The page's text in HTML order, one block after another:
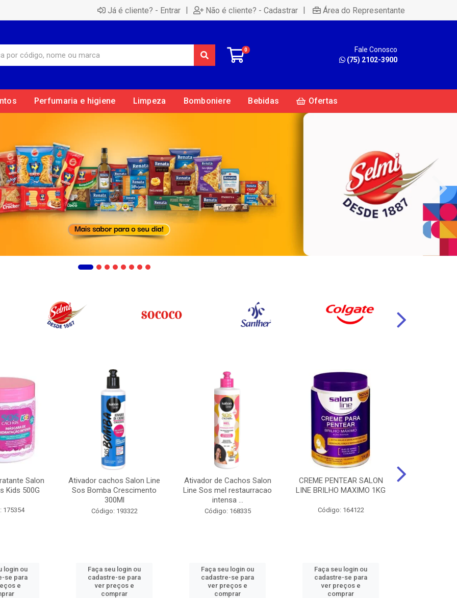
Já é cliente? - Entrar | Não é cliente? - Cadastrar | Área do Representante
0
Fale Conosco
(75) 2102-3900
Perfumaria e higiene Limpeza Bomboniere Bebidas Ofertas
Salon
Kids 500G
175354
login ou
se para
e
Ativador cachos Salon Line
Sos Bomba Crescimento
300Ml
Código: 193322
Faça seu login ou
cadastre-se para
ver preços e
comprar
Ativador de Cachos Salon
Line Sos mel restaurracao
intensa ...
Código: 168335
Faça seu login ou
cadastre-se para
ver preços e
comprar
CREME PENTEAR SALON
LINE BRILHO MAXIMO 1KG
Código: 164122
Faça seu login ou
cadastre-se para
ver preços e
comprar